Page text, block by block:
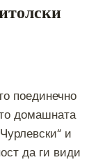
поединечно
домашната
и
да ги види